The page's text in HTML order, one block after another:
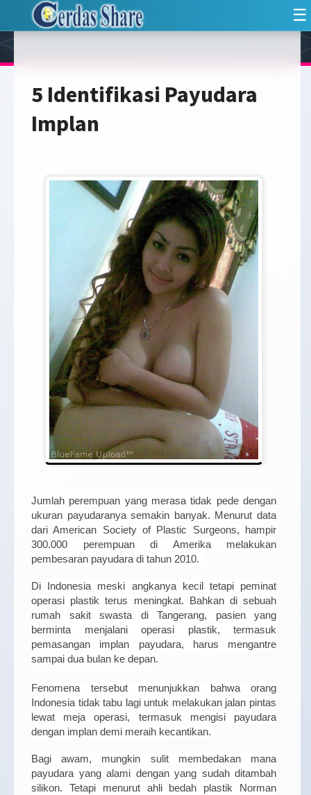
☰
5 Identifikasi Payudara
Implan
Jumlah perempuan yang merasa tidak pede dengan
ukuran payudaranya semakin banyak. Menurut data
dari American Society of Plastic Surgeons, hampir
300.000 perempuan di Amerika melakukan
pembesaran payudara di tahun 2010.
Di Indonesia meski angkanya kecil tetapi peminat
operasi plastik terus meningkat. Bahkan di sebuah
rumah sakit swasta di Tangerang, pasien yang
berminta menjalani operasi plastik, termasuk
pemasangan implan payudara, harus mengantre
sampai dua bulan ke depan.
Fenomena tersebut menunjukkan bahwa orang
Indonesia tidak tabu lagi untuk melakukan jalan pintas
lewat meja operasi, termasuk mengisi payudara
dengan implan demi meraih kecantikan.
Bagi awam, mungkin sulit membedakan mana
payudara yang alami dengan yang sudah ditambah
silikon. Tetapi menurut ahli bedah plastik Norman